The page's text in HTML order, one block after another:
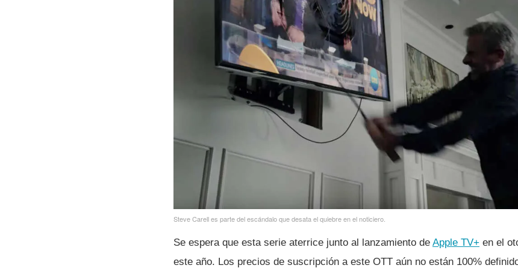
Steve Carell es parte del escándalo que desata el quiebre en el noticiero.
Se espera que esta serie aterrice junto al lanzamiento de Apple TV+ en el
este año. Los precios de suscripción a este OTT aún no están 100%